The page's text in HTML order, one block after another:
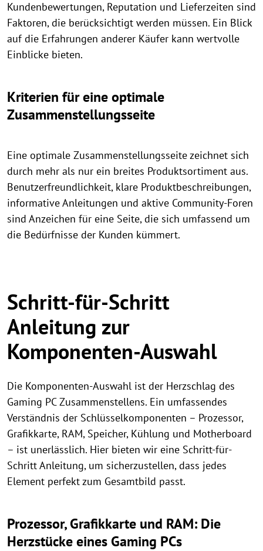
Kundenbewertungen, Reputation und Lieferzeiten sind
Faktoren, die berücksichtigt werden müssen. Ein Blick
auf die Erfahrungen anderer Käufer kann wertvolle
Einblicke bieten.
Kriterien für eine optimale
Zusammenstellungsseite
Eine optimale Zusammenstellungsseite zeichnet sich
durch mehr als nur ein breites Produktsortiment aus.
Benutzerfreundlichkeit, klare Produktbeschreibungen,
informative Anleitungen und aktive Community-Foren
sind Anzeichen für eine Seite, die sich umfassend um
die Bedürfnisse der Kunden kümmert.
Schritt-für-Schritt
Anleitung zur
Komponenten-Auswahl
Die Komponenten-Auswahl ist der Herzschlag des
Gaming PC Zusammenstellens. Ein umfassendes
Verständnis der Schlüsselkomponenten – Prozessor,
Grafikkarte, RAM, Speicher, Kühlung und Motherboard
– ist unerlässlich. Hier bieten wir eine Schritt-für-
Schritt Anleitung, um sicherzustellen, dass jedes
Element perfekt zum Gesamtbild passt.
Prozessor, Grafikkarte und RAM: Die
Herzstücke eines Gaming PCs